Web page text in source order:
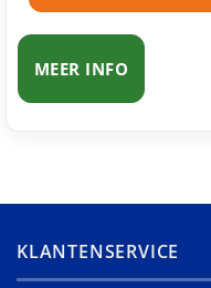
MEER INFO
KLANTENSERVICE